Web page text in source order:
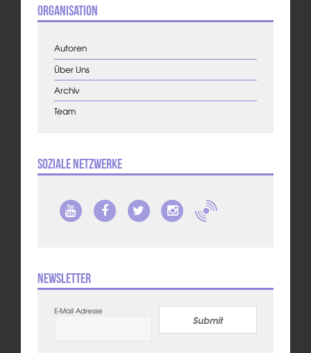
Organisation
Autoren
Über Uns
Archiv
Team
Soziale Netzwerke
Newsletter
E-Mail Adresse
Submit